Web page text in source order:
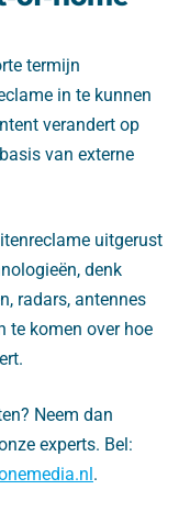
termijn
in te kunnen
verandert op
van externe
uitgerust
denk
radars, antennes
te komen over hoe
Neem dan
experts. Bel:
.